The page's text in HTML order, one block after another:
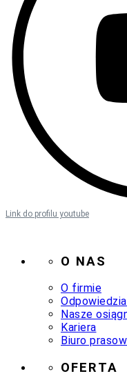
Link do profilu youtube
O NAS
O firmie
Nasze
Kariera
Biuro
OFERTA